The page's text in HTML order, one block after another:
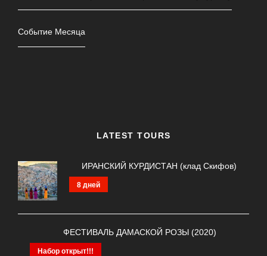
Событие Месяца
LATEST TOURS
ИРАНСКИЙ КУРДИСТАН (клад Скифов)
8 дней
ФЕСТИВАЛЬ ДАМАСКОЙ РОЗЫ (2020)
Набор открыт!!!